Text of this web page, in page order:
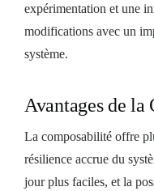
expérimentation et une
modifications avec un
système.
Avantages de
La composabilité offre
résilience accrue du
jour plus faciles, et la